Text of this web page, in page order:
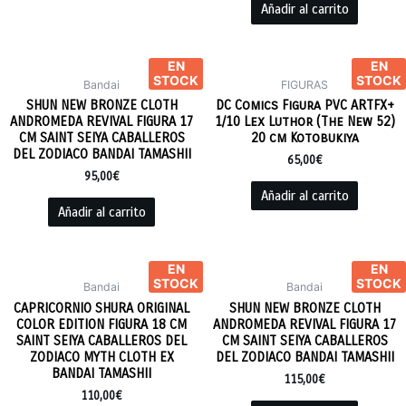
Añadir al carrito
EN
STOCK
Bandai
SHUN NEW BRONZE CLOTH
ANDROMEDA REVIVAL FIGURA 17
CM SAINT SEIYA CABALLEROS
DEL ZODIACO BANDAI TAMASHII
95,00€
Añadir al carrito
EN
STOCK
FIGURAS
DC Comics Figura PVC ARTFX+
1/10 Lex Luthor (The New 52)
20 cm Kotobukiya
65,00€
Añadir al carrito
EN
STOCK
Bandai
CAPRICORNIO SHURA ORIGINAL
COLOR EDITION FIGURA 18 CM
SAINT SEIYA CABALLEROS DEL
ZODIACO MYTH CLOTH EX
BANDAI TAMASHII
110,00€
EN
STOCK
Bandai
SHUN NEW BRONZE CLOTH
ANDROMEDA REVIVAL FIGURA 17
CM SAINT SEIYA CABALLEROS
DEL ZODIACO BANDAI TAMASHII
115,00€